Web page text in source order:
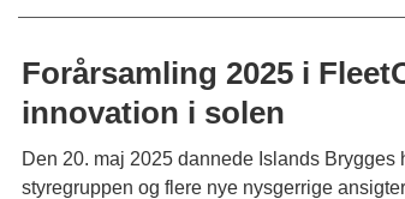
Forårsamling 2025 i
innovation i solen
Den 20. maj 2025 dannede Islands
styregruppen og flere nye nysgerrige